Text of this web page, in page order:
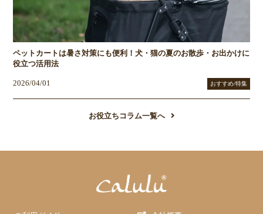
ペットカートは暑さ対策にも便利！犬・猫の夏のお散歩・お出かけに
役立つ活用法
2026/04/01 おすすめ/特集
お役立ちコラム一覧へ